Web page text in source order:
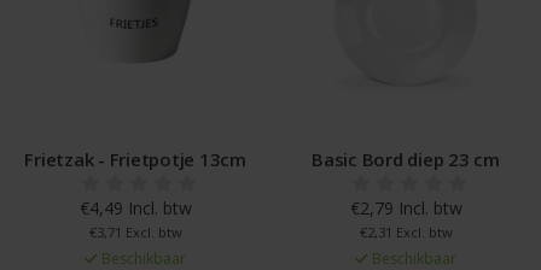
Frietzak - Frietpotje 13cm
€4,49 Incl. btw
€3,71 Excl. btw
Beschikbaar
Basic Bord diep 23 cm
€2,79 Incl. btw
€2,31 Excl. btw
Beschikbaar